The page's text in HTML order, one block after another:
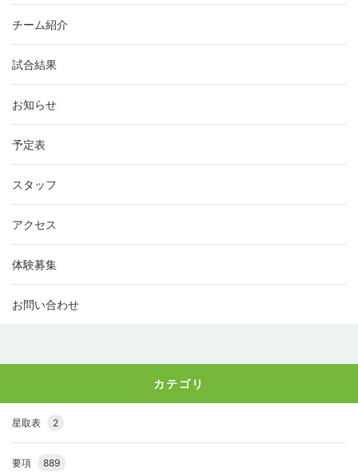
チーム紹介
試合結果
お知らせ
予定表
スタッフ
アクセス
体験募集
お問い合わせ
カテゴリ
星取表 2
要項 889